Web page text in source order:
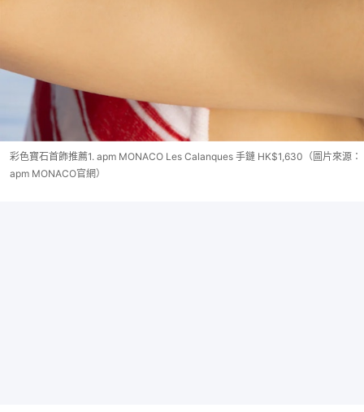
彩色寶石首飾推薦1. apm MONACO Les Calanques 手鏈 HK$1,630（圖片來源：
apm MONACO官網）